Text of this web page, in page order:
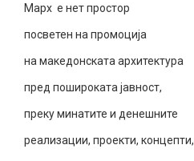
Марх е нет простор
посветен на промоција
на македонската архитектура
пред пошироката јавност,
преку минатите и денешните
реализации, проекти, концепти,